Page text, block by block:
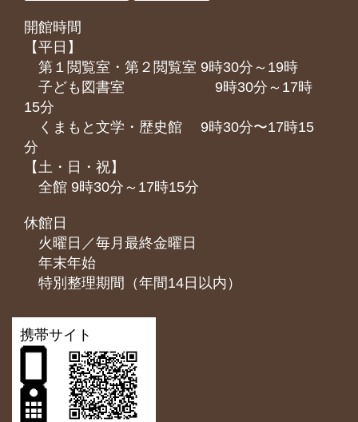
開館時間
【平日】
第１閲覧室・第２閲覧室 9時30分～19時
子ども図書室 9時30分～17時
15分
くまもと⽂学・歴史館 9時30分〜17時15
分
【土・日・祝】
全館 9時30分～17時15分
休館日
火曜日／毎月最終金曜日
年末年始
特別整理期間（年間14日以内）
携帯サイト